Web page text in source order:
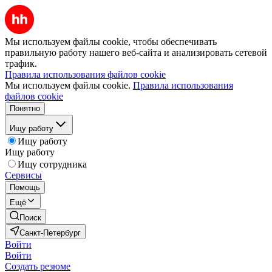
Мы используем файлы cookie, чтобы обеспечивать
правильную работу нашего веб-сайта и анализировать сетевой
трафик.
Правила использования файлов cookie
Мы используем файлы cookie. Правила использования
файлов cookie
Понятно
Ищу работу
Ищу работу
Ищу работу
Ищу сотрудника
Сервисы
Помощь
Ещё
Поиск
Санкт-Петербург
Войти
Войти
Создать резюме